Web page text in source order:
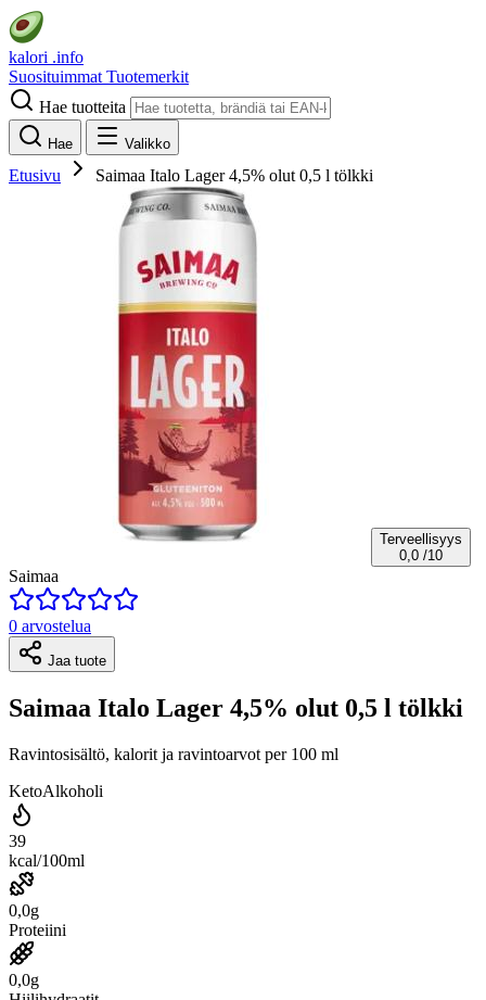
kalori .info
Suosituimmat Tuotemerkit
Hae tuotteita
Hae Valikko
Etusivu Saimaa Italo Lager 4,5% olut 0,5 l tölkki
Terveellisyys
0,0 /10
Saimaa
0 arvostelua
Jaa tuote
Saimaa Italo Lager 4,5% olut 0,5 l tölkki
Ravintosisältö, kalorit ja ravintoarvot per 100 ml
KetoAlkoholi
39
kcal/100ml
0,0g
Proteiini
0,0g